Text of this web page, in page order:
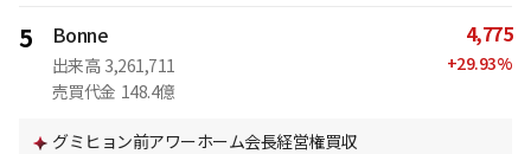
5 Bonne
出来高 3,261,711
売買代金 148.4億
4,775
+29.93%
グミヒョン前アワーホーム会長経営権買収